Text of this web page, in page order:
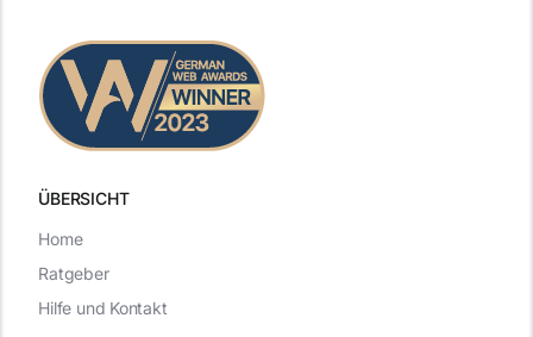
ÜBERSICHT
Home
Ratgeber
Hilfe und Kontakt